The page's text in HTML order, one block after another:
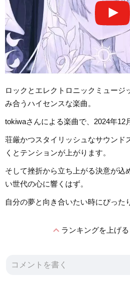
ロックとエレクトロニックミュージ
み合うハイセンスな楽曲。
tokiwaさんによる楽曲で、2024年12
荘厳かつスタイリッシュなサウンド
くとテンションが上がります。
そして挫折から立ち上がる決意が込
い世代の心に響くはず。
自分の夢と向き合いたい時にぴった
expand_lessランキングを上げる